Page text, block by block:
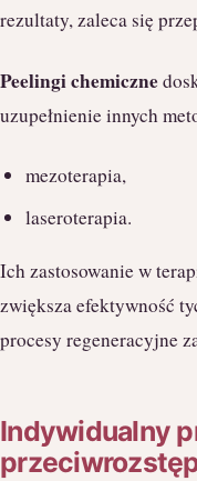
rezultaty, zaleca się
Peelingi chemiczne
uzupełnienie innych
mezoterapia,
laseroterapia.
Ich zastosowanie w
zwiększa efektywność
procesy regeneracyjne
Indywidualny